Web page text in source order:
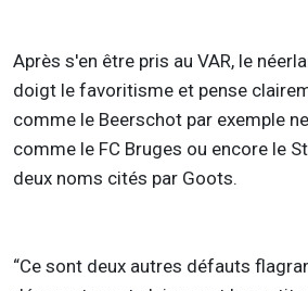
Après s'en être pris au VAR, le
doigt le favoritisme et pense
comme le Beerschot par exemple
comme le FC Bruges ou encore le
deux noms cités par Goots.
“Ce sont deux autres défauts